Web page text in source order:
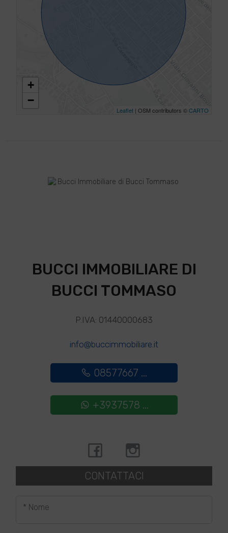
+
−
Leaflet| OSM contributors ©CARTO
BUCCI IMMOBILIARE DI
BUCCI TOMMASO
P.IVA: 01440000683
info@buccimmobiliare.it
08577667 ...
+3937578 ...
CONTATTACI
* Nome